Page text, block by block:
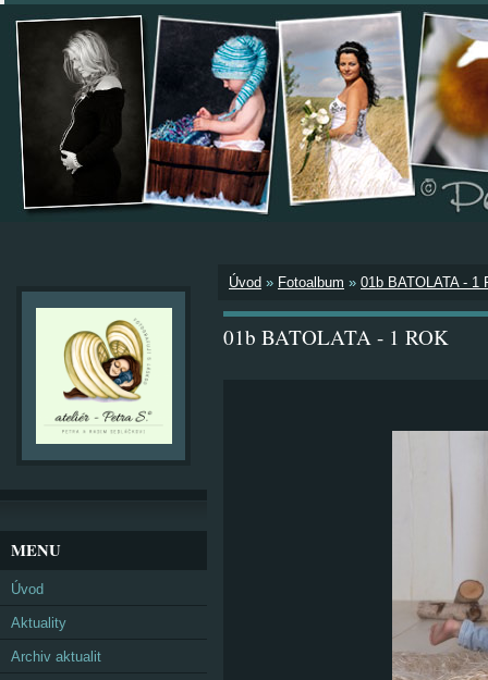
Úvod » Fotoalbum » 01b BATOLATA - 1
01b BATOLATA - 1 ROK
MENU
Úvod
Aktuality
Archiv aktualit